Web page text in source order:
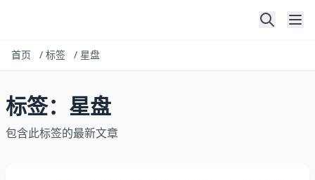
首页 / 标签 / 星盘
标签：星盘
包含此标签的最新文章